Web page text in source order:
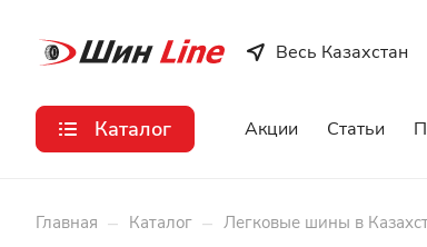
Весь Казахстан
Каталог Акции Статьи
Главная – Каталог – Легковые шины в